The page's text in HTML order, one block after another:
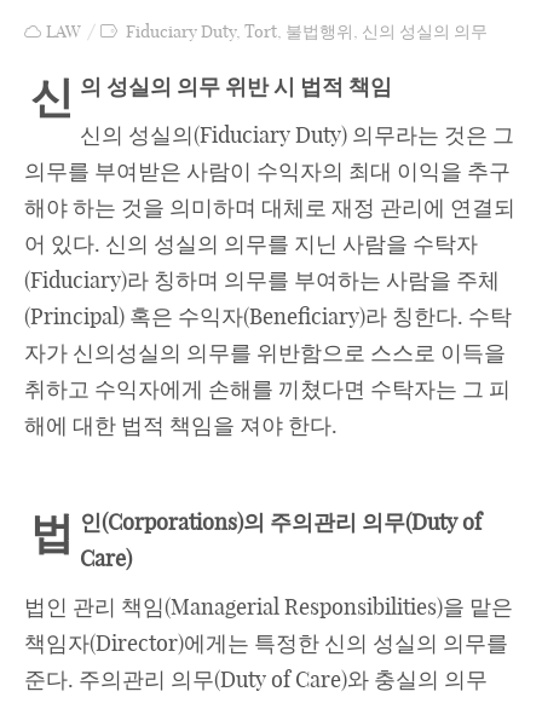
LAW Fiduciary Duty, Tort, 불법행위, 신의 성실의 의무
신 의 성실의 의무 위반 시 법적 책임
신의 성실의(Fiduciary Duty) 의무라는 것은 그
의무를 부여받은 사람이 수익자의 최대 이익을 추구
해야 하는 것을 의미하며 대체로 재정 관리에 연결되
어 있다. 신의 성실의 의무를 지닌 사람을 수탁자
(Fiduciary)라 칭하며 의무를 부여하는 사람을 주체
(Principal) 혹은 수익자(Beneficiary)라 칭한다. 수탁
자가 신의성실의 의무를 위반함으로 스스로 이득을
취하고 수익자에게 손해를 끼쳤다면 수탁자는 그 피
해에 대한 법적 책임을 져야 한다.
법 인(Corporations)의 주의관리 의무(Duty of
Care)
법인 관리 책임(Managerial Responsibilities)을 맡은
책임자(Director)에게는 특정한 신의 성실의 의무를
준다. 주의관리 의무(Duty of Care)와 충실의 의무